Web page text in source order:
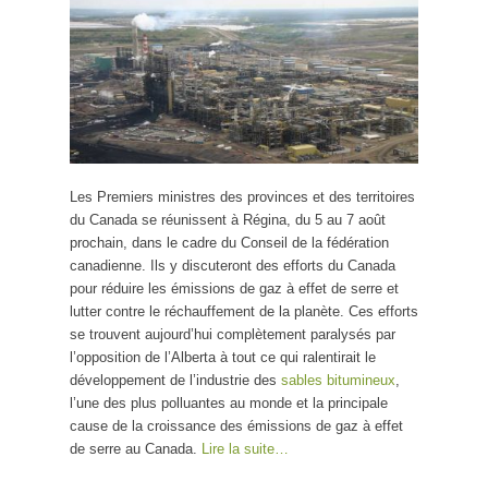
Les Premiers ministres des provinces et des territoires
du Canada se réunissent à Régina, du 5 au 7 août
prochain, dans le cadre du Conseil de la fédération
canadienne. Ils y discuteront des efforts du Canada
pour réduire les émissions de gaz à effet de serre et
lutter contre le réchauffement de la planète. Ces efforts
se trouvent aujourd’hui complètement paralysés par
l’opposition de l’Alberta à tout ce qui ralentirait le
développement de l’industrie des sables bitumineux,
l’une des plus polluantes au monde et la principale
cause de la croissance des émissions de gaz à effet
de serre au Canada. Lire la suite…